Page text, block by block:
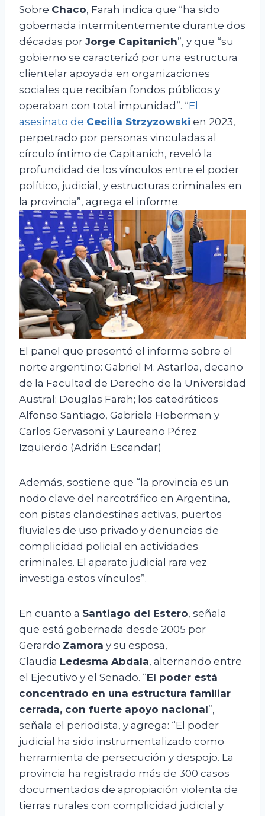
Sobre Chaco, Farah indica que “ha sido
gobernada intermitentemente durante dos
décadas por Jorge Capitanich”, y que “su
gobierno se caracterizó por una estructura
clientelar apoyada en organizaciones
sociales que recibían fondos públicos y
operaban con total impunidad”. “El
asesinato de Cecilia Strzyzowski en 2023,
perpetrado por personas vinculadas al
círculo íntimo de Capitanich, reveló la
profundidad de los vínculos entre el poder
político, judicial, y estructuras criminales en
la provincia”, agrega el informe.
El panel que presentó el informe sobre el
norte argentino: Gabriel M. Astarloa, decano
de la Facultad de Derecho de la Universidad
Austral; Douglas Farah; los catedráticos
Alfonso Santiago, Gabriela Hoberman y
Carlos Gervasoni; y Laureano Pérez
Izquierdo (Adrián Escandar)
Además, sostiene que “la provincia es un
nodo clave del narcotráfico en Argentina,
con pistas clandestinas activas, puertos
fluviales de uso privado y denuncias de
complicidad policial en actividades
criminales. El aparato judicial rara vez
investiga estos vínculos”.
En cuanto a Santiago del Estero, señala
que está gobernada desde 2005 por
Gerardo Zamora y su esposa,
Claudia Ledesma Abdala, alternando entre
el Ejecutivo y el Senado. “El poder está
concentrado en una estructura familiar
cerrada, con fuerte apoyo nacional”,
señala el periodista, y agrega: “El poder
judicial ha sido instrumentalizado como
herramienta de persecución y despojo. La
provincia ha registrado más de 300 casos
documentados de apropiación violenta de
tierras rurales con complicidad judicial y